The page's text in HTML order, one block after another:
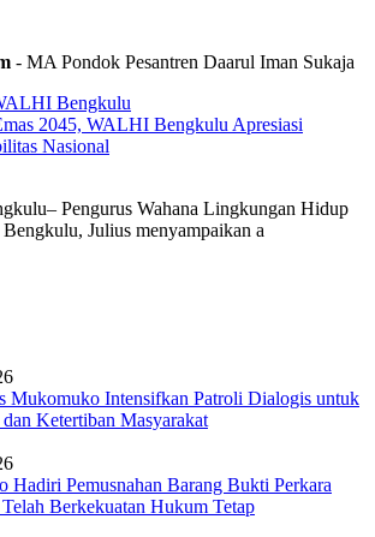
- MA Pondok Pesantren Daarul Iman Sukaja
2045, WALHI Bengkulu Apresiasi
Nasional
Pengurus Wahana Lingkungan Hidup
Julius menyampaikan a
Mukomuko Intensifkan Patroli Dialogis untuk
Ketertiban Masyarakat
Hadiri Pemusnahan Barang Bukti Perkara
Berkekuatan Hukum Tetap